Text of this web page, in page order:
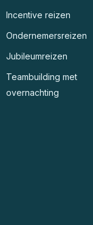
Incentive reizen
Ondernemersreizen
Jubileumreizen
Teambuilding met
overnachting